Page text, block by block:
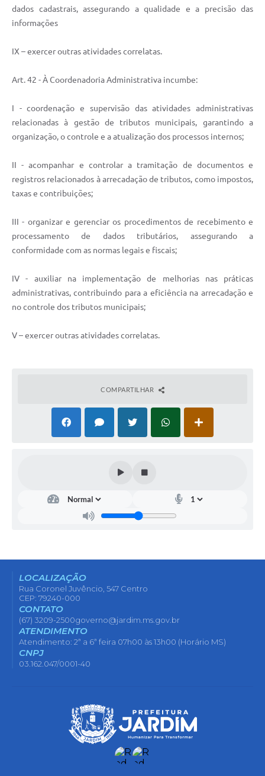
dados cadastrais, assegurando a qualidade e a precisão das
informações
IX – exercer outras atividades correlatas.
Art. 42 - À Coordenadoria Administrativa incumbe:
I - coordenação e supervisão das atividades administrativas
relacionadas à gestão de tributos municipais, garantindo a
organização, o controle e a atualização dos processos internos;
II - acompanhar e controlar a tramitação de documentos e
registros relacionados à arrecadação de tributos, como impostos,
taxas e contribuições;
III - organizar e gerenciar os procedimentos de recebimento e
processamento de dados tributários, assegurando a
conformidade com as normas legais e fiscais;
IV - auxiliar na implementação de melhorias nas práticas
administrativas, contribuindo para a eficiência na arrecadação e
no controle dos tributos municipais;
V – exercer outras atividades correlatas.
COMPARTILHAR
LOCALIZAÇÃO
Rua Coronel Juvêncio, 547 Centro
CEP: 79240-000
CONTATO
(67) 3209-2500governo@jardim.ms.gov.br
ATENDIMENTO
Atendimento: 2ª a 6ª feira 07h00 às 13h00 (Horário MS)
CNPJ
03.162.047/0001-40